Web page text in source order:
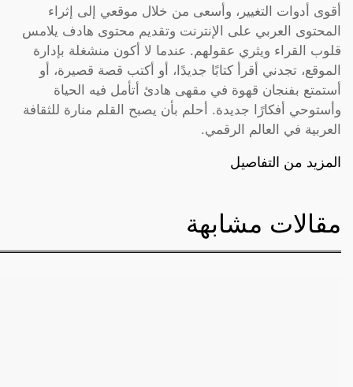
أقوى أدوات التغيير، وأسعى من خلال موقعي إلى إثراء
المحتوى العربي على الإنترنت وتقديم محتوى هادف يلامس
قلوب القراء ويثري عقولهم. عندما لا أكون منشغلة بإدارة
الموقع، تجدني أقرأ كتابًا جديدًا، أو أكتب قصة قصيرة، أو
أستمتع بفنجان قهوة في مقهى هادئ أتأمل فيه الحياة
وأستوحي أفكارًا جديدة. أحلم بأن يصبح القلم منارة للثقافة
العربية في العالم الرقمي.
المزيد من التفاصيل
مقالات مشابهة